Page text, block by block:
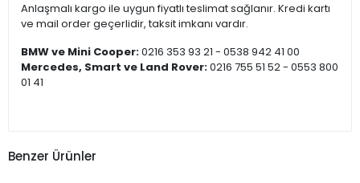
Anlaşmalı kargo ile uygun fiyatlı teslimat sağlanır. Kredi kartı
ve mail order geçerlidir, taksit imkanı vardır.
BMW ve Mini Cooper:0216 353 93 21 - 0538 942 41 00
Mercedes, Smart ve Land Rover:0216 755 51 52 - 0553 800
01 41
Benzer Ürünler